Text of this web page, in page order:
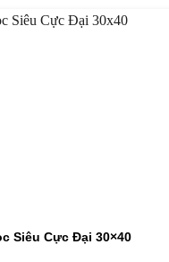
Siêu Cực Đại 30×40